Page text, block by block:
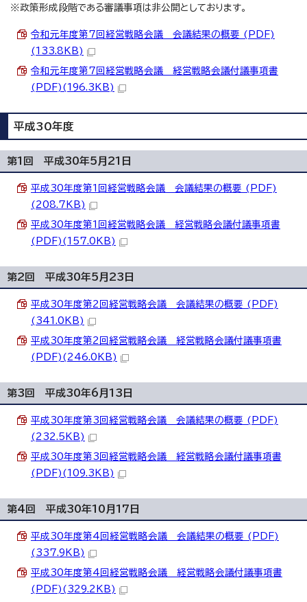
※政策形成段階である審議事項は非公開としております。
令和元年度第7回経営戦略会議 会議結果の概要 (PDF)
(133.8KB)
令和元年度第7回経営戦略会議 経営戦略会議付議事項書
(PDF)(196.3KB)
平成30年度
第1回 平成30年5月21日
平成30年度第1回経営戦略会議 会議結果の概要 (PDF)
(208.7KB)
平成30年度第1回経営戦略会議 経営戦略会議付議事項書
(PDF)(157.0KB)
第2回 平成30年5月23日
平成30年度第2回経営戦略会議 会議結果の概要 (PDF)
(341.0KB)
平成30年度第2回経営戦略会議 経営戦略会議付議事項書
(PDF)(246.0KB)
第3回 平成30年6月13日
平成30年度第3回経営戦略会議 会議結果の概要 (PDF)
(232.5KB)
平成30年度第3回経営戦略会議 経営戦略会議付議事項書
(PDF)(109.3KB)
第4回 平成30年10月17日
平成30年度第4回経営戦略会議 会議結果の概要 (PDF)
(337.9KB)
平成30年度第4回経営戦略会議 経営戦略会議付議事項書
(PDF)(329.2KB)